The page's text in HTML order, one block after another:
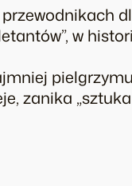
w
zanika